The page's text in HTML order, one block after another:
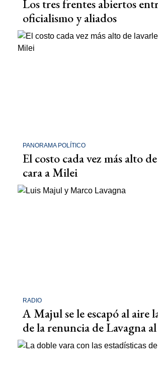
Los tres frentes abiertos
oficialismo y aliados
PANORAMA POLÍTICO
El costo cada vez más alto
cara a Milei
RADIO
A Majul se le escapó al aire
de la renuncia de Lavagna